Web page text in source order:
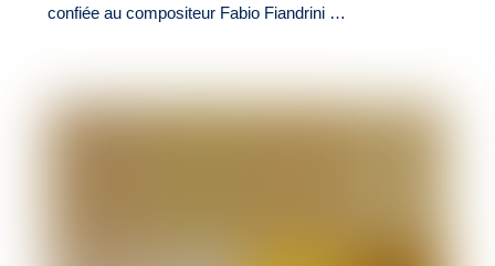
confiée au compositeur Fabio Fiandrini …